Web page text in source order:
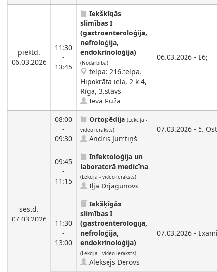
piektd.
06.03.2026
11:30
-
13:45
Iekšķīgās
slimības I
(gastroenteroloģija,
nefroloģija,
endokrinoloģija)
(Nodarbība)
telpa: 216.telpa,
Hipokrāta iela, 2 k-4,
Rīga, 3.stāvs
Ieva Ruža
06.03.2026 - E6;
sestd.
07.03.2026
08:00
-
09:30
Ortopēdija (Lekcija -
video ieraksts)
Andris Jumtiņš
07.03.2026 - 5.
09:45
-
11:15
Infektoloģija un
laboratorā medicīna
(Lekcija - video ieraksts)
Iļja Drjagunovs
11:30
-
13:00
Iekšķīgās
slimības I
(gastroenteroloģija,
nefroloģija,
endokrinoloģija)
(Lekcija - video ieraksts)
Aleksejs Derovs
07.03.2026 -